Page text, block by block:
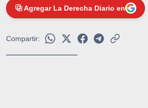
Agregar La Derecha Diario en
Compartir: